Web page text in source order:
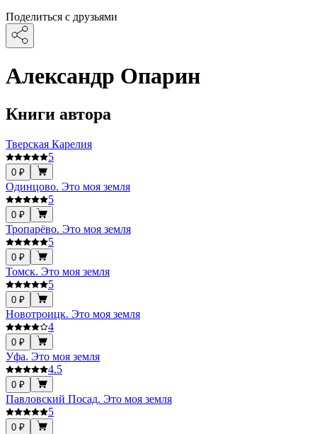
Поделиться с друзьями
Александр Опарин
Книги автора
Тверская Карелия
5
0 ₽
Одинцово. Это моя земля
5
0 ₽
Тропарёво. Это моя земля
5
0 ₽
Томск. Это моя земля
5
0 ₽
Новотроицк. Это моя земля
4
0 ₽
Уфа. Это моя земля
4.5
0 ₽
Павловский Посад. Это моя земля
5
0 ₽